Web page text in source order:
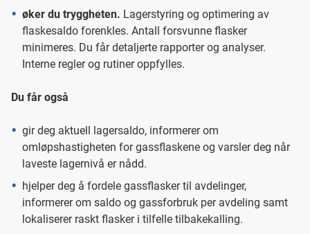
øker du tryggheten. Lagerstyring og optimering av
flaskesaldo forenkles. Antall forsvunne flasker
minimeres. Du får detaljerte rapporter og analyser.
Interne regler og rutiner oppfylles.
Du får også
gir deg aktuell lagersaldo, informerer om
omløpshastigheten for gassflaskene og varsler deg når
laveste lagernivå er nådd.
hjelper deg å fordele gassflasker til avdelinger,
informerer om saldo og gassforbruk per avdeling samt
lokaliserer raskt flasker i tilfelle tilbakekalling.